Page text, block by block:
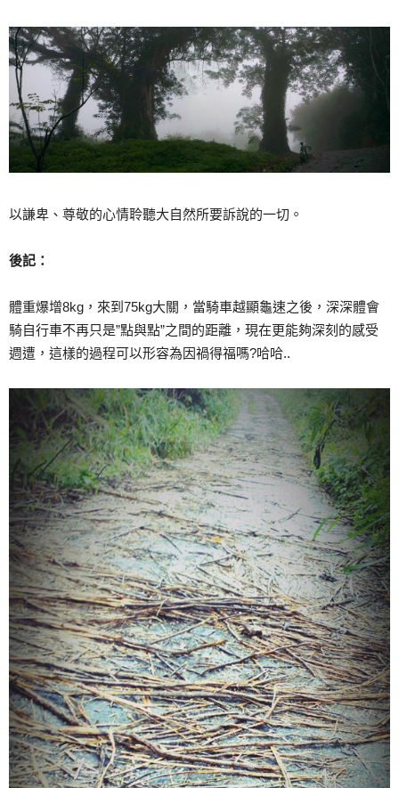
以謙卑、尊敬的心情聆聽大自然所要訴說的一切。
後記：
體重爆增8kg，來到75kg大關，當騎車越顯龜速之後，深深體會
騎自行車不再只是”點與點”之間的距離，現在更能夠深刻的感受
週遭，這樣的過程可以形容為因禍得福嗎?哈哈..